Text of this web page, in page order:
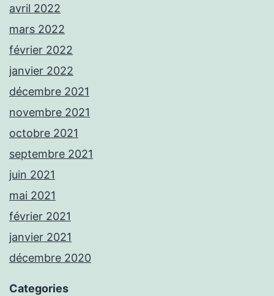
avril 2022
mars 2022
février 2022
janvier 2022
décembre 2021
novembre 2021
octobre 2021
septembre 2021
juin 2021
mai 2021
février 2021
janvier 2021
décembre 2020
Categories